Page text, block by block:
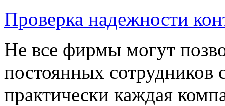
Проверка надежности
Не все фирмы могут
постоянных
практически каждая